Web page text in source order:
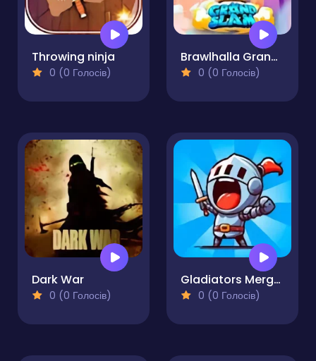
Throwing ninja
0 (0 Голосів)
Brawlhalla Grand Slam
0 (0 Голосів)
Dark War
0 (0 Голосів)
Gladiators Merge and Fight
0 (0 Голосів)